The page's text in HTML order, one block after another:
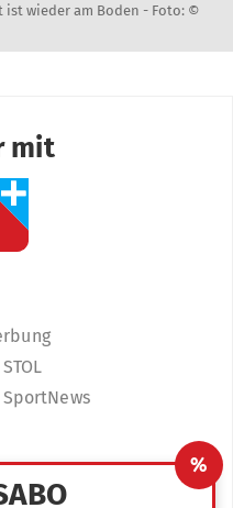
wieder am Boden - Foto: ©